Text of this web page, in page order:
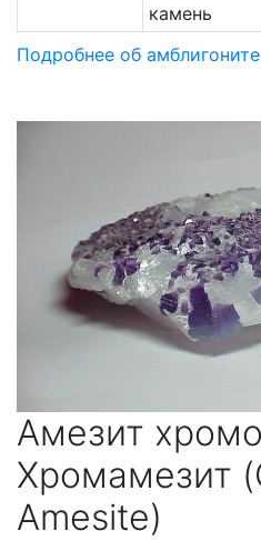
камень
Подробнее об амблигоните
Амезит
Хромамезит
Amesite)